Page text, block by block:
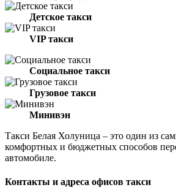
Детское такси
VIP такси
Социальное такси
Грузовое такси
Минивэн
Такси Белая Холуница – это один из
комфортных и бюджетных способов
автомобиле.
Контакты и адреса офисов такси